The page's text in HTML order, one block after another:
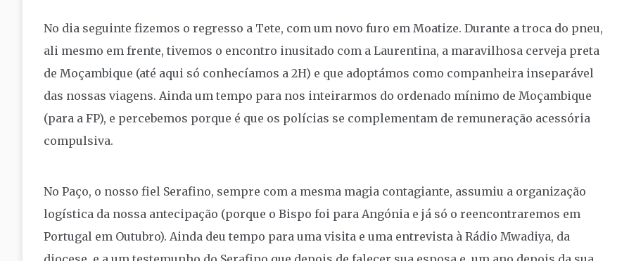
No dia seguinte fizemos o regresso a Tete, com um novo furo em Moatize. Durante a troca do pneu,
ali mesmo em frente, tivemos o encontro inusitado com a Laurentina, a maravilhosa cerveja preta
de Moçambique (até aqui só conhecíamos a 2H) e que adoptámos como companheira inseparável
das nossas viagens. Ainda um tempo para nos inteirarmos do ordenado mínimo de Moçambique
(para a FP), e percebemos porque é que os polícias se complementam de remuneração acessória
compulsiva.
No Paço, o nosso fiel Serafino, sempre com a mesma magia contagiante, assumiu a organização
logística da nossa antecipação (porque o Bispo foi para Angónia e já só o reencontraremos em
Portugal em Outubro). Ainda deu tempo para uma visita e uma entrevista à Rádio Mwadiya, da